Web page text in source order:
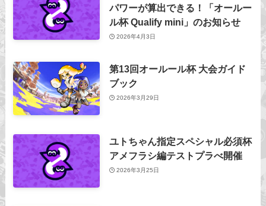
パワーが算出できる！「オールー
ル杯 Qualify mini」のお知らせ
2026年4月3日
第13回オールール杯 大会ガイド
ブック
2026年3月29日
ユトちゃん指定スペシャル必須杯
アメフラシ編テストプラべ開催
2026年3月25日